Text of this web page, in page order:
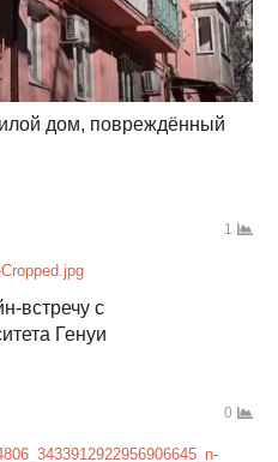
дом, повреждённый
1
встречу с
Генуи
0